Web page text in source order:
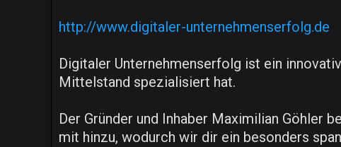
http://www.digitaler-unternehmenserfolg.de
Digitaler Unternehmenserfolg ist ein
Mittelstand spezialisiert hat.
Der Gründer und Inhaber Maximilian
mit hinzu, wodurch wir dir ein besonders